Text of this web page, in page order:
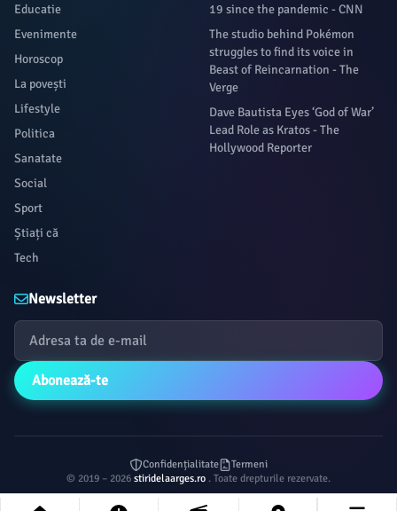
Educatie
Evenimente
Horoscop
La povești
Lifestyle
Politica
Sanatate
Social
Sport
Știați că
Tech
19 since the pandemic - CNN
The studio behind Pokémon
struggles to find its voice in
Beast of Reincarnation - The
Verge
Dave Bautista Eyes ‘God of War’
Lead Role as Kratos - The
Hollywood Reporter
Newsletter
Abonează-te
Confidențialitate
Termeni
© 2019 – 2026 stiridelaarges.ro . Toate drepturile rezervate.